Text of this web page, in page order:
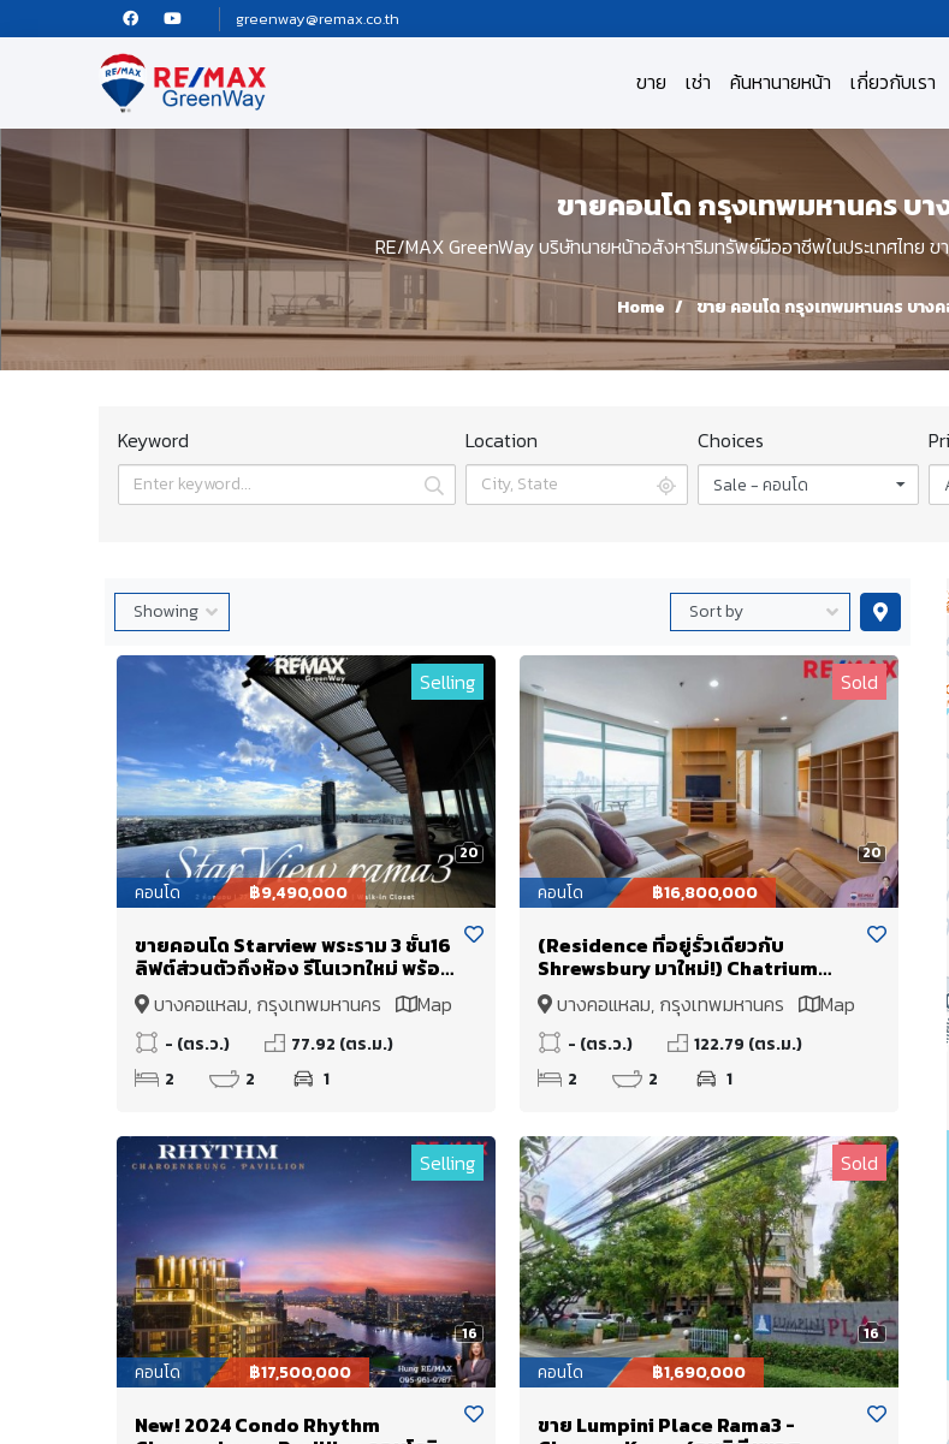
greenway@remax.co.th
ขาย เช่า ค้นหานายหน้า เกี่ยวกับเรา
ขายคอนโด กรุงเทพมหานคร บ
RE/MAX GreenWay บริษัทนายหน้าอสังหาริมทรัพย์มืออาชีพในประเทศไทย
Home ขาย คอนโด กรุงเทพมหานคร บาง
Keyword Location Choices
Sale - คอนโด
20
Selling
คอนโด ฿9,490,000
ขายคอนโด Starview พระราม 3 ชั้น16
ลิฟต์ส่วนตัวถึงห้อง รีโนเวทใหม่ พร้อม
Walk-in Closet ใหญ่
บางคอแหลม, กรุงเทพมหานคร Map
- (ตร.ว.)
77.92 (ตร.ม.)
2
2 1
20
Sold
คอนโด ฿16,800,000
(Residence ที่อยู่รั้วเดียวกับ
Shrewsbury มาใหม่!) Chatrium
Riverside Residence 122.79 ตร.ม.
2 ห้องนอนใหญ่! ถนนเส้นหลักอย่าง
เจริญกรุง ราคาดีที่สุดในโครงการ
พร้อมแต่ง Built-in เป็น Layout หน้า
กว้าง
บางคอแหลม, กรุงเทพมหานคร Map
- (ตร.ว.)
122.79 (ตร.ม.)
2
2 1
16
Selling
คอนโด ฿17,500,000
New! 2024 Condo Rhythm
16
Sold
คอนโด ฿1,690,000
ขาย Lumpini Place Rama3 -
ขาย: ฿1,690,000